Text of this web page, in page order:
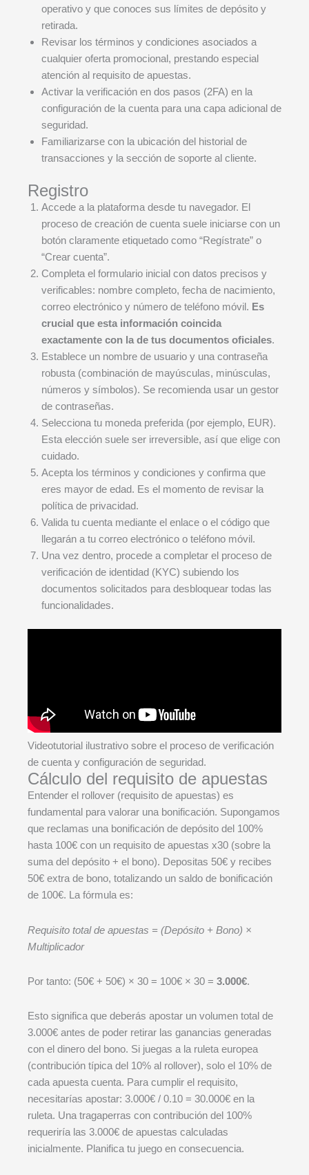
operativo y que conoces sus límites de depósito y
retirada.
Revisar los términos y condiciones asociados a
cualquier oferta promocional, prestando especial
atención al requisito de apuestas.
Activar la verificación en dos pasos (2FA) en la
configuración de la cuenta para una capa adicional de
seguridad.
Familiarizarse con la ubicación del historial de
transacciones y la sección de soporte al cliente.
Registro
Accede a la plataforma desde tu navegador. El
proceso de creación de cuenta suele iniciarse con un
botón claramente etiquetado como “Regístrate” o
“Crear cuenta”.
Completa el formulario inicial con datos precisos y
verificables: nombre completo, fecha de nacimiento,
correo electrónico y número de teléfono móvil. Es
crucial que esta información coincida
exactamente con la de tus documentos oficiales.
Establece un nombre de usuario y una contraseña
robusta (combinación de mayúsculas, minúsculas,
números y símbolos). Se recomienda usar un gestor
de contraseñas.
Selecciona tu moneda preferida (por ejemplo, EUR).
Esta elección suele ser irreversible, así que elige con
cuidado.
Acepta los términos y condiciones y confirma que
eres mayor de edad. Es el momento de revisar la
política de privacidad.
Valida tu cuenta mediante el enlace o el código que
llegarán a tu correo electrónico o teléfono móvil.
Una vez dentro, procede a completar el proceso de
verificación de identidad (KYC) subiendo los
documentos solicitados para desbloquear todas las
funcionalidades.
Videotutorial ilustrativo sobre el proceso de verificación
de cuenta y configuración de seguridad.
Cálculo del requisito de apuestas
Entender el rollover (requisito de apuestas) es
fundamental para valorar una bonificación. Supongamos
que reclamas una bonificación de depósito del 100%
hasta 100€ con un requisito de apuestas x30 (sobre la
suma del depósito + el bono). Depositas 50€ y recibes
50€ extra de bono, totalizando un saldo de bonificación
de 100€. La fórmula es:
Requisito total de apuestas = (Depósito + Bono) ×
Multiplicador
Por tanto: (50€ + 50€) × 30 = 100€ × 30 = 3.000€.
Esto significa que deberás apostar un volumen total de
3.000€ antes de poder retirar las ganancias generadas
con el dinero del bono. Si juegas a la ruleta europea
(contribución típica del 10% al rollover), solo el 10% de
cada apuesta cuenta. Para cumplir el requisito,
necesitarías apostar: 3.000€ / 0.10 = 30.000€ en la
ruleta. Una tragaperras con contribución del 100%
requeriría las 3.000€ de apuestas calculadas
inicialmente. Planifica tu juego en consecuencia.